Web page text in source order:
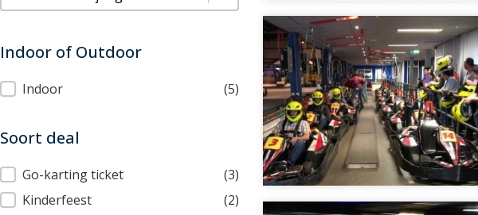
Indoor of Outdoor
Indoor of Outdoor
Indoor (5)
Soort deal
Soort deal
Go-karting ticket
(3)
Kinderfeest
(2)